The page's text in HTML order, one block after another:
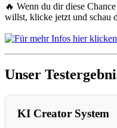
🔥 Wenn du dir diese
willst, klicke jetzt und schau
Unser
KI Creator System